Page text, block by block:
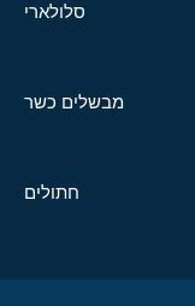
סלולארי
מבשלים כשר
חתולים